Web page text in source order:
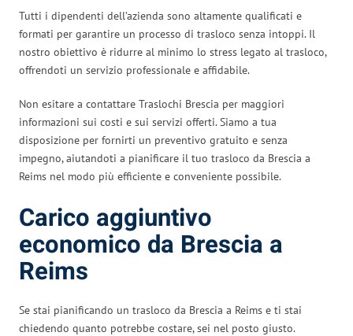
Tutti i dipendenti dell’azienda sono altamente qualificati e
formati per garantire un processo di trasloco senza intoppi. Il
nostro obiettivo è ridurre al minimo lo stress legato al trasloco,
offrendoti un servizio professionale e affidabile.
Non esitare a contattare Traslochi Brescia per maggiori
informazioni sui costi e sui servizi offerti. Siamo a tua
disposizione per fornirti un preventivo gratuito e senza
impegno, aiutandoti a pianificare il tuo trasloco da Brescia a
Reims nel modo più efficiente e conveniente possibile.
Carico aggiuntivo
economico da Brescia a
Reims
Se stai pianificando un trasloco da Brescia a Reims e ti stai
chiedendo quanto potrebbe costare, sei nel posto giusto.